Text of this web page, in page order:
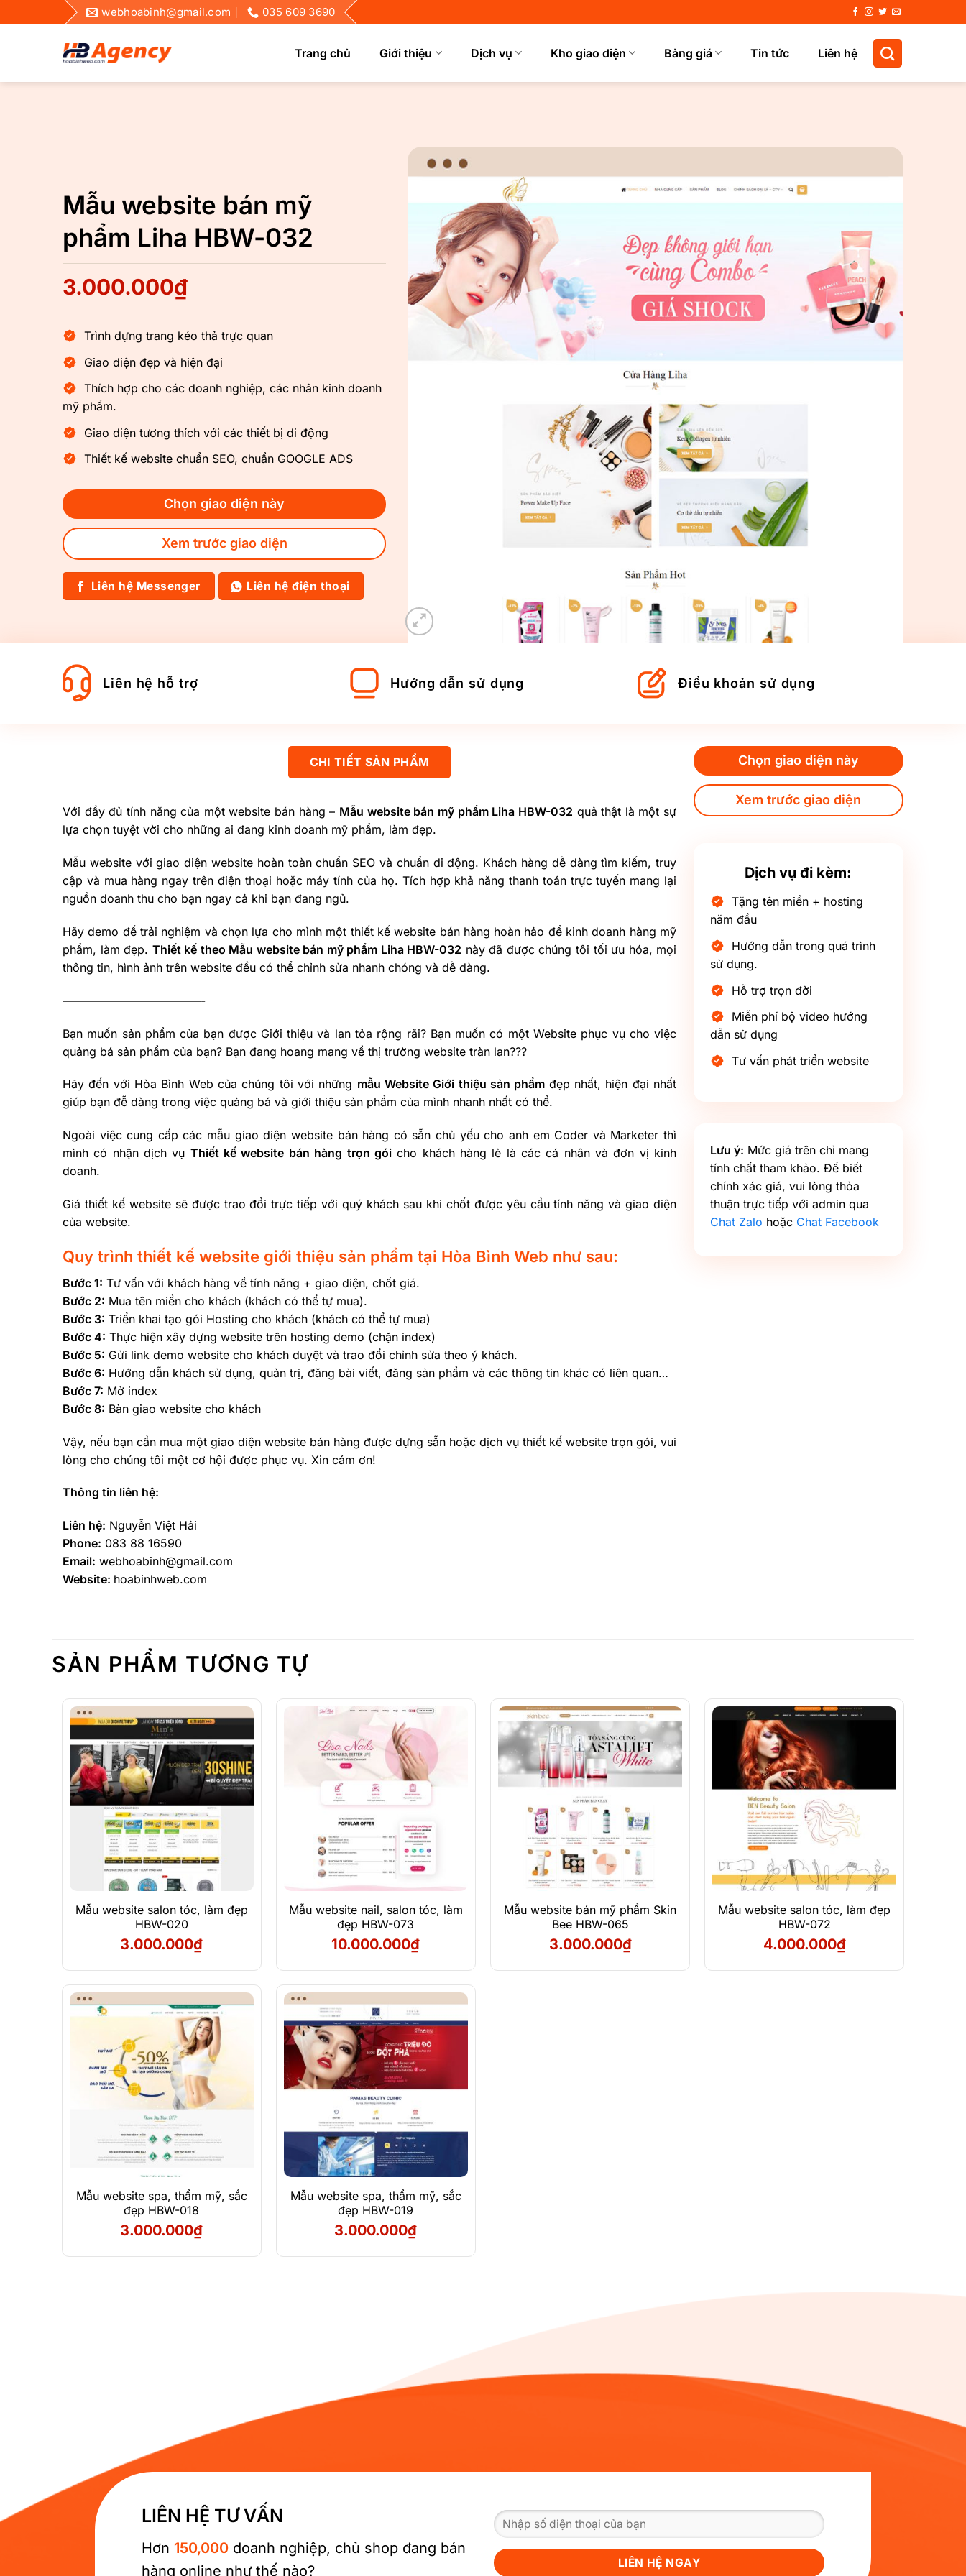
qua
webhoabinh@gmail.com 035 609 3690
Trang chủ Giới thiệu Dịch vụ Kho giao diện Bảng giá Tin tức Liên hệ
Mẫu website bán mỹ
phẩm Liha HBW-032
3.000.000₫
Trình dựng trang kéo thả trực quan
Giao diện đẹp và hiện đại
Thích hợp cho các doanh nghiệp, các nhân kinh doanh
mỹ phẩm.
Giao diện tương thích với các thiết bị di động
Thiết kế website chuẩn SEO, chuẩn GOOGLE ADS
Chọn giao diện này
Xem trước giao diện
Liên hệ Messenger Liên hệ điện thoại
Liên hệ hỗ trợ Hướng dẫn sử dụng Điều khoản sử dụng
CHI TIẾT SẢN PHẨM
Với đầy đủ tính năng của một website bán hàng – Mẫu website bán mỹ phẩm Liha HBW-032 quả thật là một sự
lựa chọn tuyệt vời cho những ai đang kinh doanh mỹ phẩm, làm đẹp.
Mẫu website với giao diện website hoàn toàn chuẩn SEO và chuẩn di động. Khách hàng dễ dàng tìm kiếm, truy
cập và mua hàng ngay trên điện thoại hoặc máy tính của họ. Tích hợp khả năng thanh toán trực tuyến mang lại
nguồn doanh thu cho bạn ngay cả khi bạn đang ngủ.
Hãy demo để trải nghiệm và chọn lựa cho mình một thiết kế website bán hàng hoàn hảo để kinh doanh hàng mỹ
phẩm, làm đẹp. Thiết kế theo Mẫu website bán mỹ phẩm Liha HBW-032 này đã được chúng tôi tối ưu hóa, mọi
thông tin, hình ảnh trên website đều có thể chỉnh sửa nhanh chóng và dễ dàng.
————————————-
Bạn muốn sản phẩm của bạn được Giới thiệu và lan tỏa rộng rãi? Bạn muốn có một Website phục vụ cho việc
quảng bá sản phẩm của bạn? Bạn đang hoang mang về thị trường website tràn lan???
Hãy đến với Hòa Bình Web của chúng tôi với những mẫu Website Giới thiệu sản phẩm đẹp nhất, hiện đại nhất
giúp bạn đễ dàng trong việc quảng bá và giới thiệu sản phẩm của mình nhanh nhất có thể.
Ngoài việc cung cấp các mẫu giao diện website bán hàng có sẵn chủ yếu cho anh em Coder và Marketer thì
mình có nhận dịch vụ Thiết kế website bán hàng trọn góicho khách hàng lẻ là các cá nhân và đơn vị kinh
doanh.
Giá thiết kế website sẽ được trao đổi trực tiếp với quý khách sau khi chốt được yêu cầu tính năng và giao diện
của website.
Quy trình thiết kế website giới thiệu sản phẩm tại Hòa Bình Web như sau:
Bước 1: Tư vấn với khách hàng về tính năng + giao diện, chốt giá.
Bước 2: Mua tên miền cho khách (khách có thể tự mua).
Bước 3: Triển khai tạo gói Hosting cho khách (khách có thể tự mua)
Bước 4: Thực hiện xây dựng website trên hosting demo (chặn index)
Bước 5: Gửi link demo website cho khách duyệt và trao đổi chỉnh sửa theo ý khách.
Bước 6: Hướng dẫn khách sử dụng, quản trị, đăng bài viết, đăng sản phẩm và các thông tin khác có liên quan…
Bước 7: Mở index
Bước 8: Bàn giao website cho khách
Vậy, nếu bạn cần mua một giao diện website bán hàng được dựng sẵn hoặc dịch vụ thiết kế website trọn gói, vui
lòng cho chúng tôi một cơ hội được phục vụ. Xin cám ơn!
Thông tin liên hệ:
Liên hệ: Nguyễn Việt Hải
Phone: 083 88 16590
Email: webhoabinh@gmail.com
Website: hoabinhweb.com
Chọn giao diện này
Xem trước giao diện
Dịch vụ đi kèm:
Tặng tên miền + hosting
năm đầu
Hướng dẫn trong quá trình
sử dụng.
Hỗ trợ trọn đời
Miễn phí bộ video hướng
dẫn sử dụng
Tư vấn phát triển website
Lưu ý: Mức giá trên chỉ mang
tính chất tham khảo. Để biết
chính xác giá, vui lòng thỏa
thuận trực tiếp với admin qua
Chat Zalo hoặc Chat Facebook
SẢN PHẨM TƯƠNG TỰ
Chi Tiết
Mẫu website salon tóc, làm đẹp
HBW-020
3.000.000₫
Chi Tiết
Mẫu website nail, salon tóc, làm
đẹp HBW-073
10.000.000₫
Chi Tiết
Mẫu website bán mỹ phẩm Skin
Bee HBW-065
3.000.000₫
Chi Tiết
Mẫu website salon tóc, làm đẹp
HBW-072
4.000.000₫
Chi Tiết
Mẫu website spa, thẩm mỹ, sắc
đẹp HBW-018
3.000.000₫
Chi Tiết
Mẫu website spa, thẩm mỹ, sắc
đẹp HBW-019
3.000.000₫
LIÊN HỆ TƯ VẤN
Hơn 150,000 doanh nghiệp, chủ shop đang bán
hàng online như thế nào?